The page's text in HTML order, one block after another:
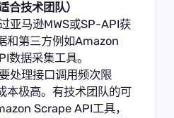
合技术团队）
亚马逊MWS或SP-API获
和第三方例如Amazon
数据采集工具。
处理接口调用频次限
本极高。有技术团队的可
Scrape API工具，